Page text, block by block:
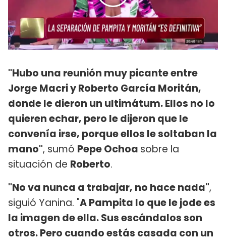
"Hubo una reunión muy picante entre
Jorge Macri y Roberto García Moritán,
donde le dieron un ultimátum. Ellos no lo
quieren echar, pero le dijeron que le
convenía irse, porque ellos le soltaban la
mano", sumó Pepe Ochoa sobre la
situación de Roberto.
"No va nunca a trabajar, no hace nada",
siguió Yanina. "A Pampita lo que le jode es
la imagen de ella. Sus escándalos son
otros. Pero cuando estás casada con un